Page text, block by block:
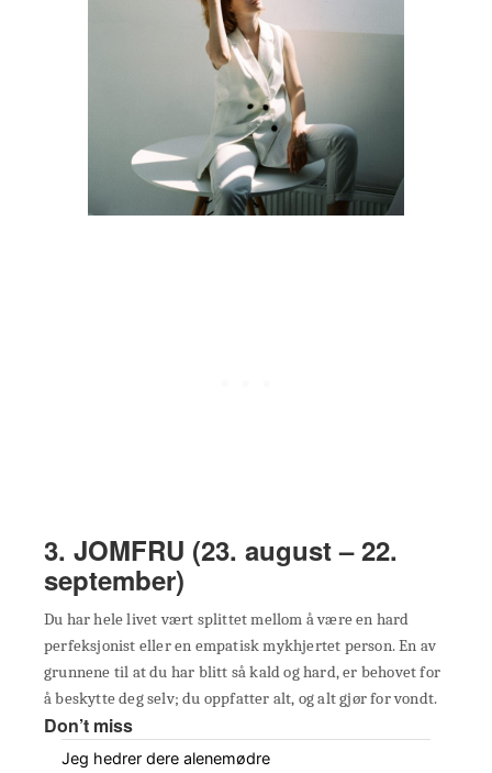
3. JOMFRU (23. august – 22.
september)
Du har hele livet vært splittet mellom å være en hard
perfeksjonist eller en empatisk mykhjertet person. En av
grunnene til at du har blitt så kald og hard, er behovet for
å beskytte deg selv; du oppfatter alt, og alt gjør for vondt.
Don’t miss
Jeg hedrer dere alenemødre